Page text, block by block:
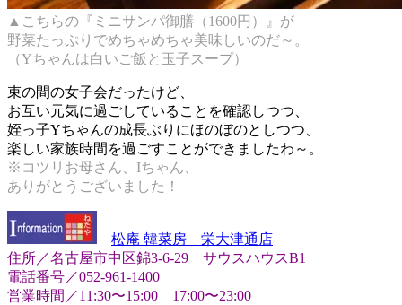
▲こちらの『ミニサンパ御膳（1600円）』が
野菜たっぷりでめちゃめちゃ美味しいのだ～。
（Yちゃんは白いご飯と玉子スープ）
束の間の女子会だったけど、
お互い元気に過ごしていることを確認しつつ、
姪っ子Yちゃんの成長ぶりにほのぼのとしつつ、
楽しい家族時間を過ごすことができましたわ～。
※コツリお母さん、Iちゃん、
ありがとうございました！
松庵 韓菜房 栄大津通店
住所／名古屋市中区錦3-6-29 サウスハウスB1
電話番号／052-961-1400
営業時間／11:30〜15:00 17:00〜23:00